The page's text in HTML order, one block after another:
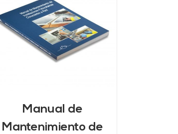
Manual de
Mantenimiento de